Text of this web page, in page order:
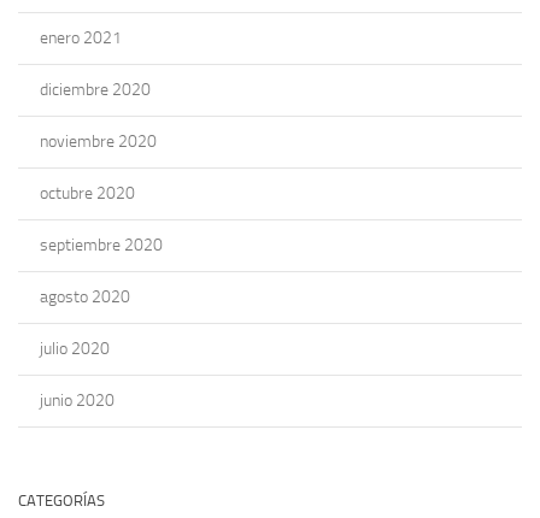
enero 2021
diciembre 2020
noviembre 2020
octubre 2020
septiembre 2020
agosto 2020
julio 2020
junio 2020
CATEGORÍAS